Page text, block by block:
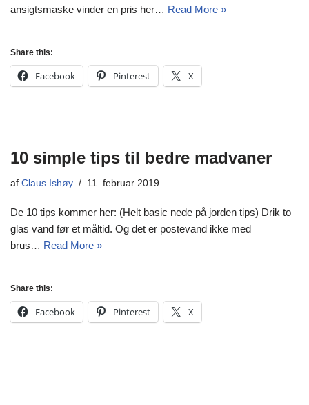
ansigtsmaske vinder en pris her… Read More »
Share this:
Facebook Pinterest X
10 simple tips til bedre madvaner
af Claus Ishøy 11. februar 2019
De 10 tips kommer her: (Helt basic nede på jorden tips) Drik to
glas vand før et måltid. Og det er postevand ikke med
brus… Read More »
Share this:
Facebook Pinterest X